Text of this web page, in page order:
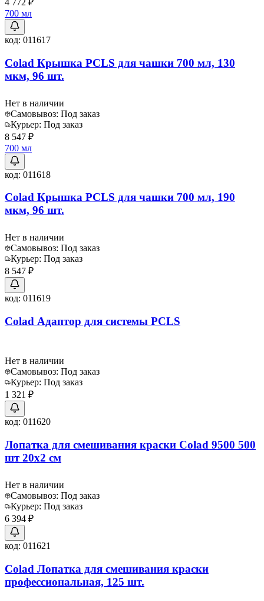
4 772 ₽
700 мл
код: 011617
Colad Крышка PCLS для чашки 700 мл, 130
мкм, 96 шт.
Нет в наличии
Самовывоз: Под заказ
Курьер: Под заказ
8 547 ₽
700 мл
код: 011618
Colad Крышка PCLS для чашки 700 мл, 190
мкм, 96 шт.
Нет в наличии
Самовывоз: Под заказ
Курьер: Под заказ
8 547 ₽
код: 011619
Colad Адаптор для системы PCLS
Нет в наличии
Самовывоз: Под заказ
Курьер: Под заказ
1 321 ₽
код: 011620
Лопатка для смешивания краски Colad 9500 500
шт 20х2 см
Нет в наличии
Самовывоз: Под заказ
Курьер: Под заказ
6 394 ₽
код: 011621
Colad Лопатка для смешивания краски
профессиональная, 125 шт.